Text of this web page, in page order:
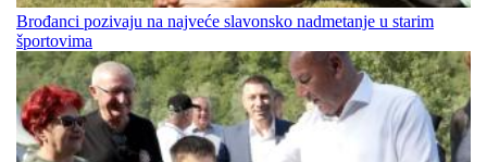
Brođanci pozivaju na najveće slavonsko nadmetanje u starim
športovima